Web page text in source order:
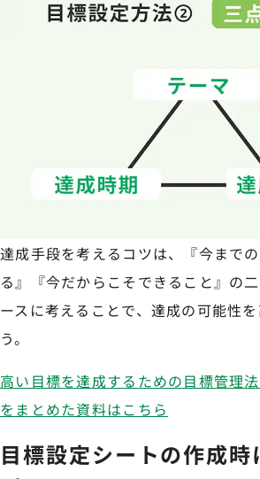
達成手段を考えるコツは、『今まで
る』『今だからこそできること』の
ースに考えることで、達成の可能性
う。
高い目標を達成するための目標管理
をまとめた資料はこちら
目標設定シートの作成時